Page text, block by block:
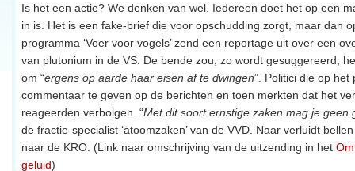
Is het een actie? We denken van wel. Iedereen doet het op een
in is. Het is een fake-brief die voor opschudding zorgt, maar dan
programma ‘Voer voor vogels’ zend een reportage uit over een
van plutonium in de VS. De bende zou, zo wordt gesuggereerd,
om “ergens op aarde haar eisen af te dwingen”. Politici die op het
commentaar te geven op de berichten en toen merkten dat het
reageerden verbolgen. “Met dit soort ernstige zaken mag je geen
de fractie-specialist ‘atoomzaken’ van de VVD. Naar verluidt
naar de KRO. (Link naar omschrijving van de uitzending in het
geluid)